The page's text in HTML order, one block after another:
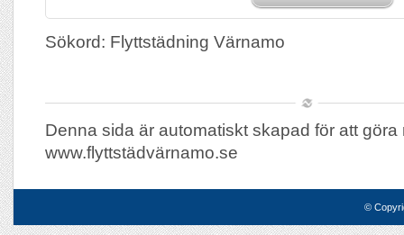
Sökord: Flyttstädning Värnamo
Denna sida är automatiskt skapad för att göra
www.flyttstädvärnamo.se
©